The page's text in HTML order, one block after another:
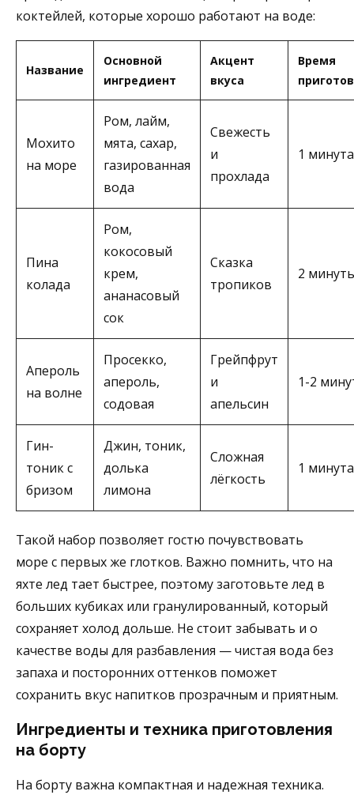
коктейлей, которые хорошо работают на воде:
Название
Основной
ингредиент
Акцент
вкуса
Время
Мохито
на море
Ром, лайм,
мята, сахар,
газированная
вода
Свежесть
и
прохлада
1 минута
Пина
колада
Ром,
кокосовый
крем,
ананасовый
сок
Сказка
тропиков
2
Апероль
на волне
Просекко,
апероль,
содовая
Грейпфрут
и
апельсин
1-2
Гин-
тоник с
бризом
Джин, тоник,
долька
лимона
Сложная
лёгкость
1 минута
Такой набор позволяет гостю почувствовать
море с первых же глотков. Важно помнить, что на
яхте лед тает быстрее, поэтому заготовьте лед в
больших кубиках или гранулированный, который
сохраняет холод дольше. Не стоит забывать и о
качестве воды для разбавления — чистая вода без
запаха и посторонних оттенков поможет
сохранить вкус напитков прозрачным и приятным.
Ингредиенты и техника приготовления
на борту
На борту важна компактная и надежная техника.